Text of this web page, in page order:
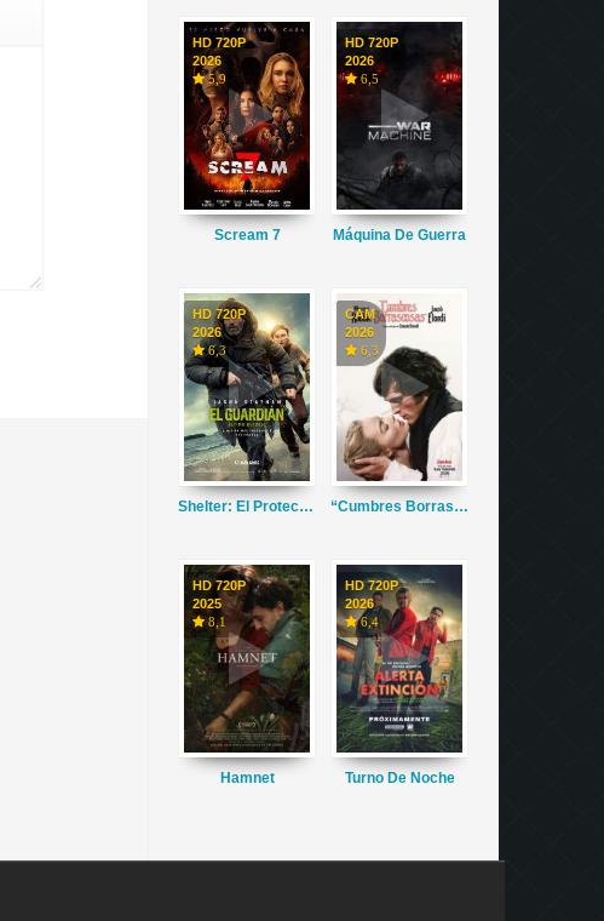
HD 720P
2026
5,9
Scream 7
HD 720P
2026
6,5
Máquina De Guerra
HD 720P
2026
6,3
Shelter: El Protector
CAM
2026
6,3
“Cumbres Borrascosas”
HD 720P
2025
8,1
Hamnet
HD 720P
2026
6,4
Turno De Noche